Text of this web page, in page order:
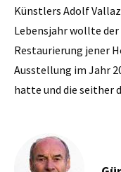
Künstlers Adolf
Lebensjahr wollte
Restaurierung jener
Ausstellung im Jahr
hatte und die seither